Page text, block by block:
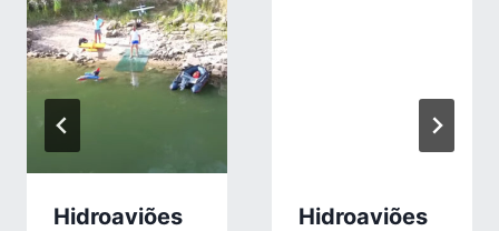
Hidroaviões
Hidroaviões